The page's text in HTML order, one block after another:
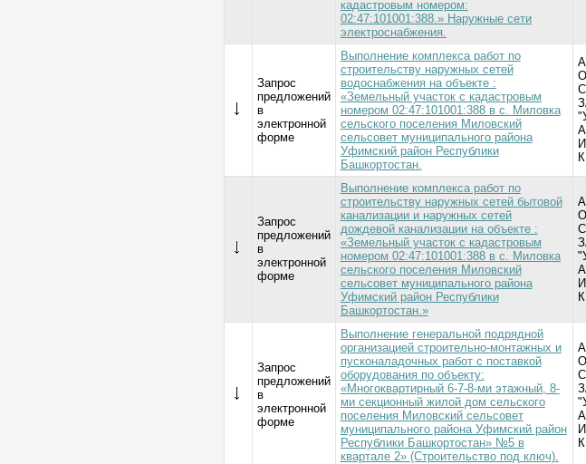
кадастровым номером:
02:47:101001:388.» Наружные сети
электроснабжения.
Запрос
предложений
в
электронной
форме
Выполнение комплекса работ по
строительству наружных сетей
водоснабжения на объекте :
«Земельный участок с кадастровым
номером 02:47:101001:388 в с. Миловка
сельского поселения Миловский
сельсовет муниципального района
Уфимский район Республики
Башкортостан.
Запрос
предложений
в
электронной
форме
Выполнение комплекса работ по
строительству наружных сетей бытовой
канализации и наружных сетей
дождевой канализации на объекте :
«Земельный участок с кадастровым
номером 02:47:101001:388 в с. Миловка
сельского поселения Миловский
сельсовет муниципального района
Уфимский район Республики
Башкортостан.»
Запрос
предложений
в
электронной
форме
Выполнение генеральной подрядной
организацией строительно-монтажных и
пусконаладочных работ с поставкой
оборудования по объекту:
«Многоквартирный 6-7-8-ми этажный, 8-
ми секционный жилой дом сельского
поселения Миловский сельсовет
муниципального района Уфимский район
Республики Башкортостан» №5 в
квартале 2» (Строительство под ключ).